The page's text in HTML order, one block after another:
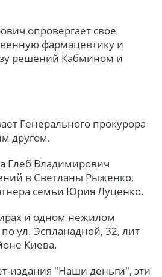
опровергает свое
фармацевтику и
решений Кабмином и
Генерального прокурора
другом.
Глеб Владимирович
в Светланы Рыженко,
семьи Юрия Луценко.
и одном нежилом
ул. Эспланадной, 32, лит
Киева.
издания "Наши деньги", эти